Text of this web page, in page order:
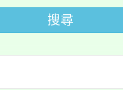
游泳池舉行。
收入戶享有免
，中低收入戶
，詳情可洽有
教育及科技中
能研習
教育及科技中
習
活教案入校路
搜尋